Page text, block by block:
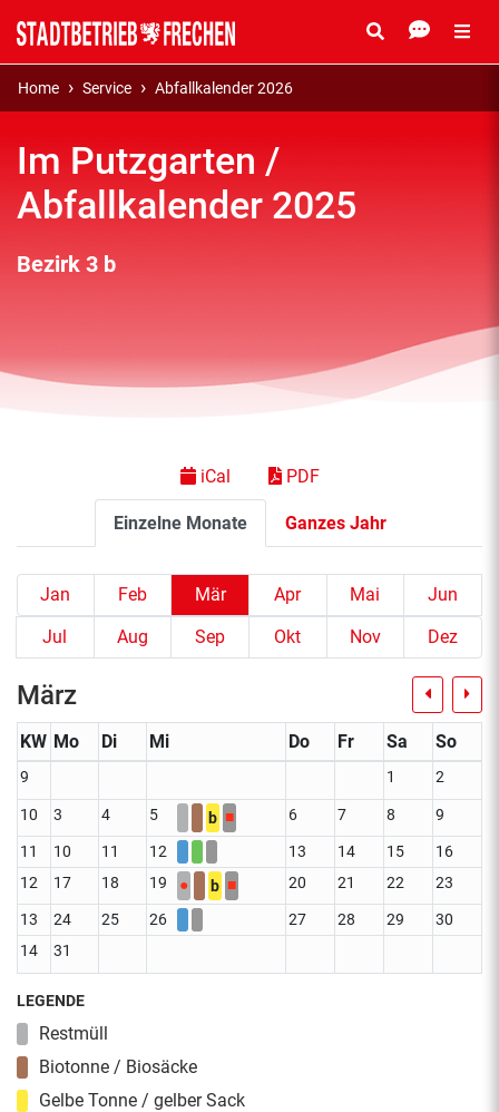
Home Service Abfallkalender 2026
Im Putzgarten /
Abfallkalender 2025
Bezirk 3 b
Einzelne Monate Ganzes Jahr
iCal PDF
Jan Feb Mär Apr Mai
Jun
Jul
Aug Sep Okt Nov Dez
März
KW Mo Di Mi Do Fr Sa So
9 1 2
10 3 4 5 b ■ 6 7 8 9
11 10 11 12 13 14 15
16
12
17 18 19 ● b ■ 20 21 22 23
13 24 25 26 27 28 29
30
14
31
LEGENDE
Restmüll
Biotonne / Biosäcke
Gelbe Tonne / gelber Sack